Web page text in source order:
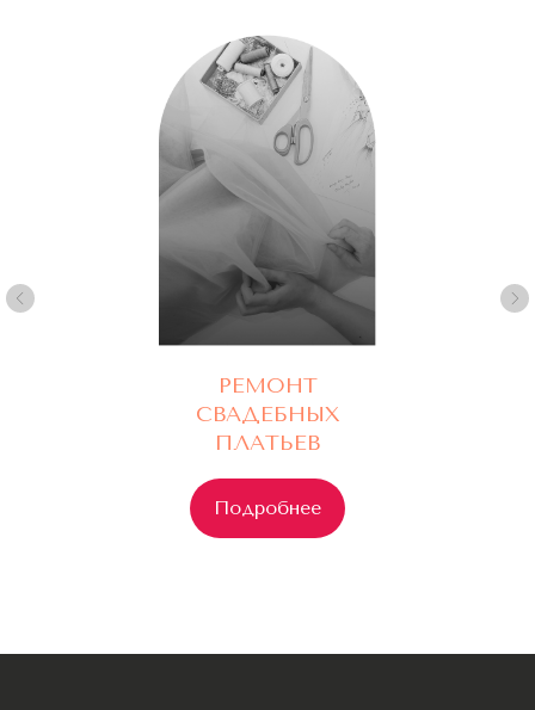
РЕМОНТ
СВАДЕБНЫХ
ПЛАТЬЕВ
Подробнее
Политикой конфиденциальности
Оставить заявку